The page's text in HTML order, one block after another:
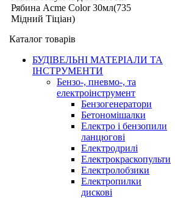
Рябина Acme Color 30мл(735
Мідний Тіціан)
Каталог товарів
БУДІВЕЛЬНІ МАТЕРІАЛИ ТА
ІНСТРУМЕНТИ
Бензо-, пневмо-, та
електроінструмент
Бензогенератори
Бетономішалки
Електро і бензопили
ланцюгові
Електродрилі
Електрокраскопульти
Електролобзики
Електропилки
дискові